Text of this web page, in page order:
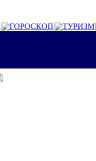
ГОРОСКОП ТУРИЗМ